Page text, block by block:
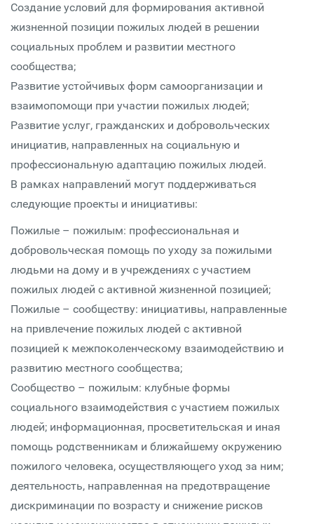
Создание условий для формирования активной
жизненной позиции пожилых людей в решении
социальных проблем и развитии местного
сообщества;
Развитие устойчивых форм самоорганизации и
взаимопомощи при участии пожилых людей;
Развитие услуг, гражданских и добровольческих
инициатив, направленных на социальную и
профессиональную адаптацию пожилых людей.
В рамках направлений могут поддерживаться
следующие проекты и инициативы:
Пожилые – пожилым: профессиональная и
добровольческая помощь по уходу за пожилыми
людьми на дому и в учреждениях с участием
пожилых людей с активной жизненной позицией;
Пожилые – сообществу: инициативы, направленные
на привлечение пожилых людей с активной
позицией к межпоколенческому взаимодействию и
развитию местного сообщества;
Сообщество – пожилым: клубные формы
социального взаимодействия с участием пожилых
людей; информационная, просветительская и иная
помощь родственникам и ближайшему окружению
пожилого человека, осуществляющего уход за ним;
деятельность, направленная на предотвращение
дискриминации по возрасту и снижение рисков